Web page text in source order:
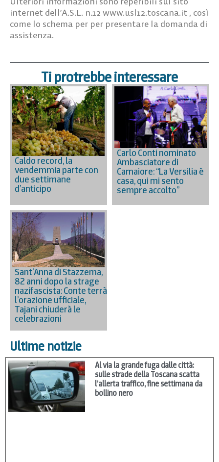
internet dell’A.S.L. n.12 www.usl12.toscana.it , così
come lo schema per per presentare la domanda di
assistenza.
Ti protrebbe interessare
Caldo record, la
vendemmia parte con
due settimane
d’anticipo
Carlo Conti nominato
Ambasciatore di
Camaiore: “La Versilia è
casa, qui mi sento
sempre accolto”
Sant’Anna di Stazzema,
82 anni dopo la strage
nazifascista: Conte terrà
l’orazione ufficiale,
Tajani chiuderà le
celebrazioni
Ultime notizie
Al via la grande fuga dalle città:
sulle strade della Toscana scatta
l’allerta traffico, fine settimana da
bollino nero